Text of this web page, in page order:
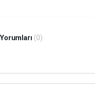
(0)